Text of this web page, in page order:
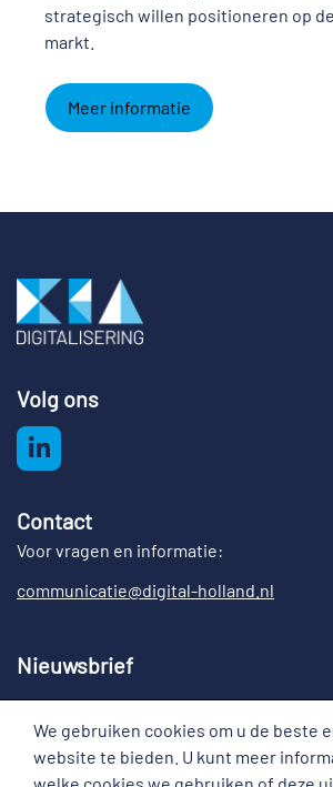
Cookies
We gebruiken cookies om u de beste
website te bieden. U kunt meer
strategisch willen positioneren op
markt.
Meer informatie
Volg ons
Contact
Voor vragen en informatie:
communicatie@digital-holland.nl
Nieuwsbrief
Meld u aan voor de nieuwsbrief Digital